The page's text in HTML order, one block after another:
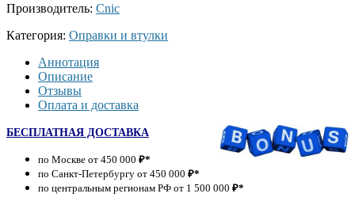
Производитель: Cnic
Категория: Оправки и втулки
Аннотация
Описание
Отзывы
Оплата и доставка
БЕСПЛАТНАЯ ДОСТАВКА
по Москве от 450 000 ₽*
по Санкт-Петербургу от 450 000 ₽*
по центральным регионам РФ от 1 500 000 ₽*